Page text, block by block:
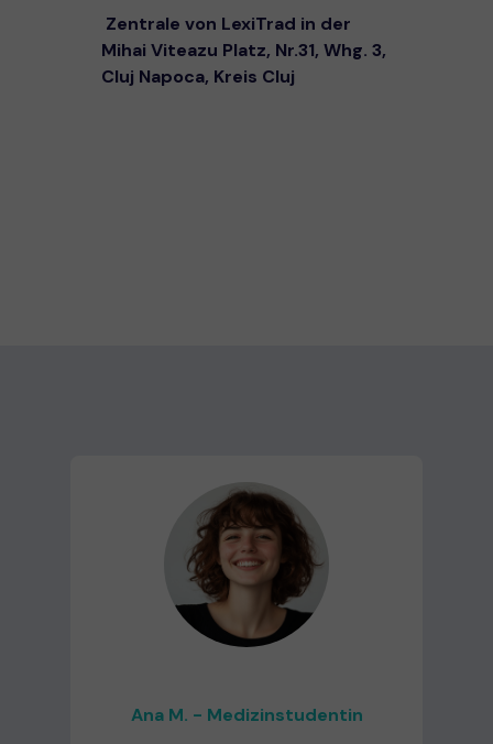
Zentrale von LexiTrad in der
Mihai Viteazu Platz, Nr.31, Whg. 3,
Cluj Napoca, Kreis Cluj
Ana M. - Medizinstudentin